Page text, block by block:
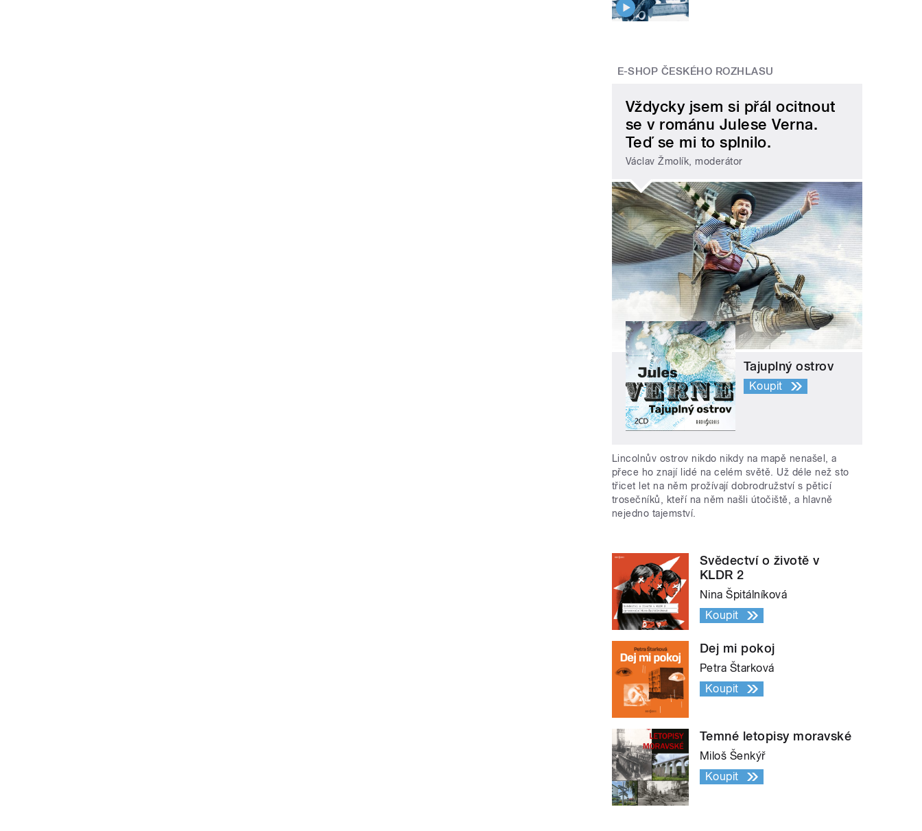
E-SHOP ČESKÉHO ROZHLASU
Vždycky jsem si přál ocitnout
se v románu Julese Verna.
Teď se mi to splnilo.
Václav Žmolík, moderátor
Tajuplný ostrov
Koupit
Lincolnův ostrov nikdo nikdy na mapě nenašel, a
přece ho znají lidé na celém světě. Už déle než sto
třicet let na něm prožívají dobrodružství s pěticí
trosečníků, kteří na něm našli útočiště, a hlavně
nejedno tajemství.
Svědectví o životě v
KLDR 2
Nina Špitálníková
Koupit
Dej mi pokoj
Petra Štarková
Koupit
Temné letopisy moravské
Miloš Šenkýř
Koupit